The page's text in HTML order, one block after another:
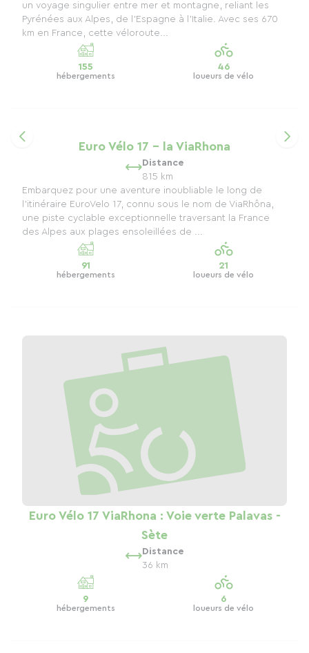
un voyage singulier entre mer et montagne, reliant les
Pyrénées aux Alpes, de l’Espagne à l’Italie. Avec ses 670
km en France, cette véloroute...
155
hébergements
46
loueurs de vélo
Euro Vélo 17 - la ViaRhona
Distance
815 km
Embarquez pour une aventure inoubliable le long de
l'itinéraire EuroVelo 17, connu sous le nom de ViaRhôna,
une piste cyclable exceptionnelle traversant la France
des Alpes aux plages ensoleillées de ...
91
hébergements
21
loueurs de vélo
Euro Vélo 17 ViaRhona : Voie verte Palavas -
Sète
Distance
36 km
9
hébergements
6
loueurs de vélo